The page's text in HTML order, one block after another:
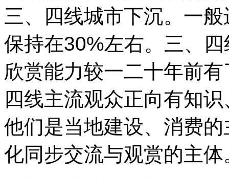
三、四线城市下沉。一
保持在30%左右。三、
欣赏能力较一二十年前
四线主流观众正向有知
他们是当地建设、消费
化同步交流与观赏的主体